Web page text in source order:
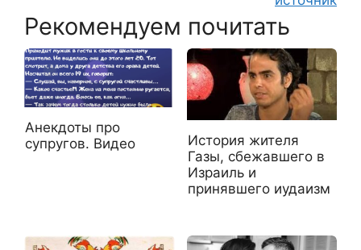
Рекомендуем почитать
Анекдоты про
супругов. Видео
История жителя
Газы, сбежавшего в
Израиль и
принявшего иудаизм